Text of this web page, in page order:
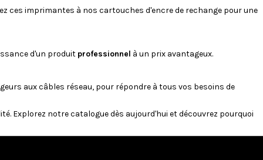
ces imprimantes à nos cartouches d'encre de rechange pour une
d'un produit professionnel à un prix avantageux.
auxcâbles réseau, pour répondre à tous vos besoins de
Explorez notre catalogue dès aujourd'hui et découvrez pourquoi